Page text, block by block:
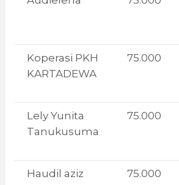
Koperasi PKH
KARTADEWA
75.000
Lely Yunita
Tanukusuma
75.000
Haudil aziz 75.000